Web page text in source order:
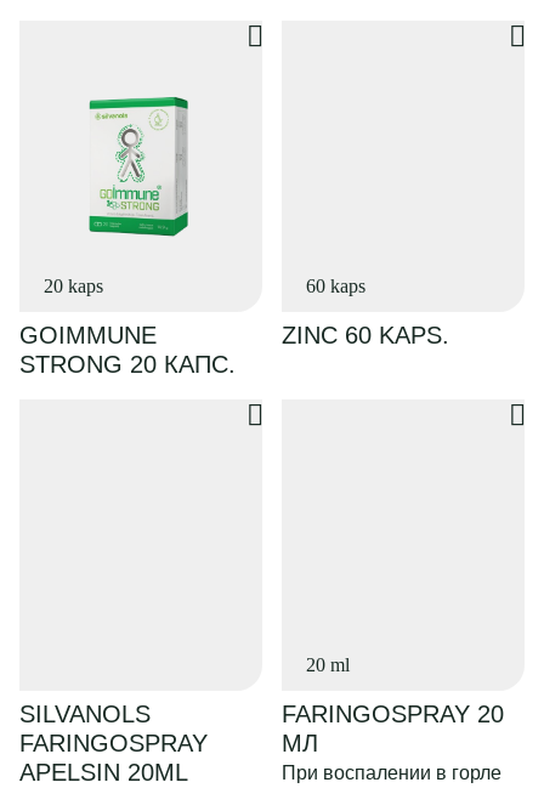
20 kaps
GOIMMUNE
STRONG 20 КАПС.
60 kaps
ZINC 60 KAPS.
SILVANOLS
FARINGOSPRAY
APELSIN 20ML
20 ml
FARINGOSPRAY 20
МЛ
При воспалении в горле